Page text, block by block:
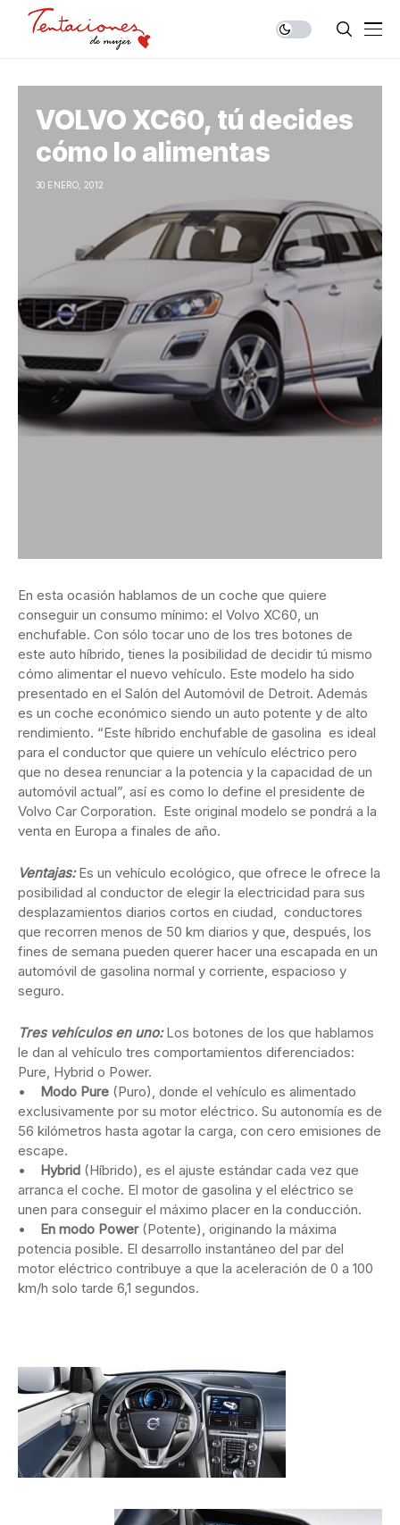
VOLVO XC60, tú decides
cómo lo alimentas
30 ENERO, 2012
En esta ocasión hablamos de un coche que quiere
conseguir un consumo mínimo: el Volvo XC60, un
enchufable. Con sólo tocar uno de los tres botones de
este auto híbrido, tienes la posibilidad de decidir tú mismo
cómo alimentar el nuevo vehículo. Este modelo ha sido
presentado en el Salón del Automóvil de Detroit. Además
es un coche económico siendo un auto potente y de alto
rendimiento. “Este híbrido enchufable de gasolina es ideal
para el conductor que quiere un vehículo eléctrico pero
que no desea renunciar a la potencia y la capacidad de un
automóvil actual”, así es como lo define el presidente de
Volvo Car Corporation. Este original modelo se pondrá a la
venta en Europa a finales de año.
Ventajas:Es un vehículo ecológico, que ofrece le ofrece la
posibilidad al conductor de elegir la electricidad para sus
desplazamientos diarios cortos en ciudad, conductores
que recorren menos de 50 km diarios y que, después, los
fines de semana pueden querer hacer una escapada en un
automóvil de gasolina normal y corriente, espacioso y
seguro.
Tres vehículos en uno:Los botones de los que hablamos
le dan al vehículo tres comportamientos diferenciados:
Pure, Hybrid o Power.
•
Modo Pure (Puro), donde el vehículo es alimentado
exclusivamente por su motor eléctrico. Su autonomía es de
56 kilómetros hasta agotar la carga, con cero emisiones de
escape.
•
Hybrid (Híbrido), es el ajuste estándar cada vez que
arranca el coche. El motor de gasolina y el eléctrico se
unen para conseguir el máximo placer en la conducción.
•
En modo Power(Potente), originando la máxima
potencia posible. El desarrollo instantáneo del par del
motor eléctrico contribuye a que la aceleración de 0 a 100
km/h solo tarde 6,1 segundos.